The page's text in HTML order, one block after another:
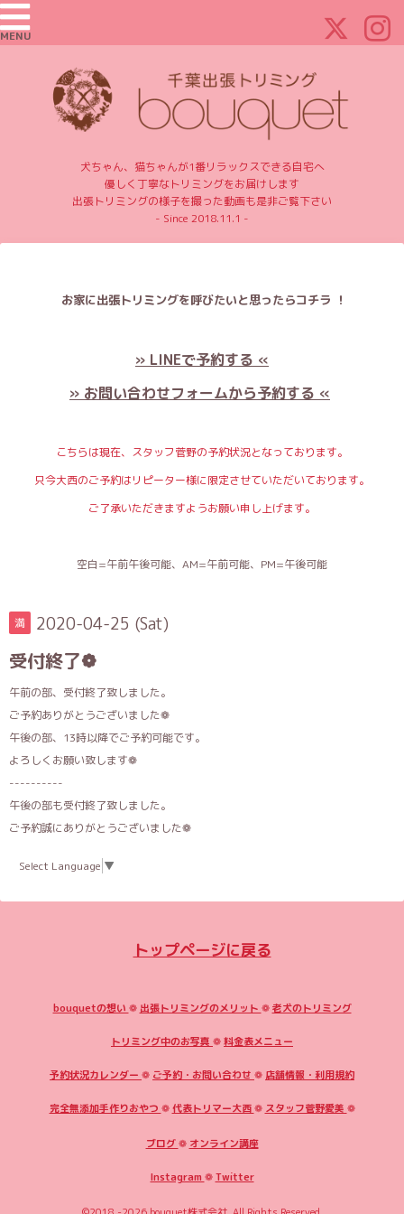
MENU
犬ちゃん、猫ちゃんが1番リラックスできる自宅へ
優しく丁寧なトリミングをお届けします
出張トリミングの様子を撮った動画も是非ご覧下さい
- Since 2018.11.1 -
お家に出張トリミングを呼びたいと思ったらコチラ ！
» LINEで予約する «
» お問い合わせフォームから予約する «
こちらは現在、スタッフ菅野の予約状況となっております。
只今大西のご予約はリピーター様に限定させていただいております。
ご了承いただきますようお願い申し上げます。
空白=午前午後可能、AM=午前可能、PM=午後可能
満 2020-04-25 (Sat)
受付終了❁
午前の部、受付終了致しました。
ご予約ありがとうございました❁
午後の部、13時以降でご予約可能です。
よろしくお願い致します❁
----------
午後の部も受付終了致しました。
ご予約誠にありがとうございました❁
Select Language ▼
トップページに戻る
bouquetの想い ❁ 出張トリミングのメリット ❁老犬のトリミング
トリミング中のお写真 ❁料金表メニュー
予約状況カレンダー ❁ ご予約・お問い合わせ ❁ 店舗情報・利用規約
完全無添加手作りおやつ ❁代表トリマー大西❁ スタッフ菅野愛美 ❁
ブログ❁ オンライン講座
Instagram ❁Twitter